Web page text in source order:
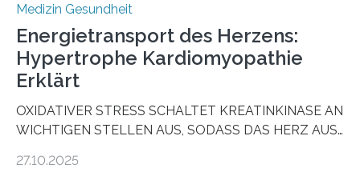
Medizin Gesundheit
Energietransport des Herzens:
Hypertrophe Kardiomyopathie
Erklärt
OXIDATIVER STRESS SCHALTET KREATINKINASE AN
WICHTIGEN STELLEN AUS, SODASS DAS HERZ AUS
aus dem Deutschen Zentrum für Herzinsuffizienz
27.10.2025